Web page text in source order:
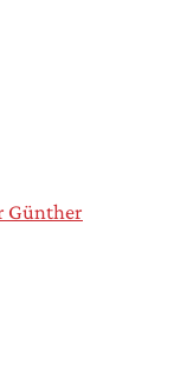
Günther